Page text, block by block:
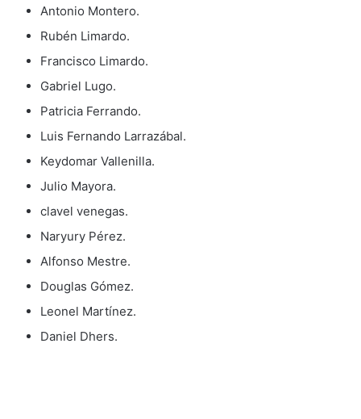
Antonio Montero.
Rubén Limardo.
Francisco Limardo.
Gabriel Lugo.
Patricia Ferrando.
Luis Fernando Larrazábal.
Keydomar Vallenilla.
Julio Mayora.
clavel venegas.
Naryury Pérez.
Alfonso Mestre.
Douglas Gómez.
Leonel Martínez.
Daniel Dhers.